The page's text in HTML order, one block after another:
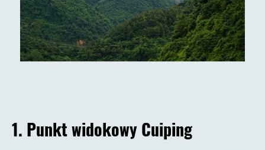
1. Punkt widokowy Cuiping